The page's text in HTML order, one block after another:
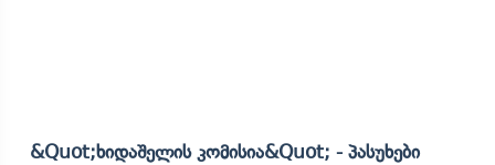
&quot;ხიდაშელის Კომისია&quot; - Პასუხები